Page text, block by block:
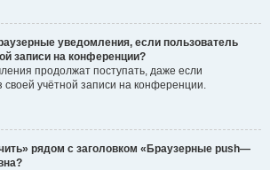
уведомления, если пользователь
записи на конференции?
продолжат поступать, даже если
учётной записи на конференции.
рядом с заголовком «Браузерные push—